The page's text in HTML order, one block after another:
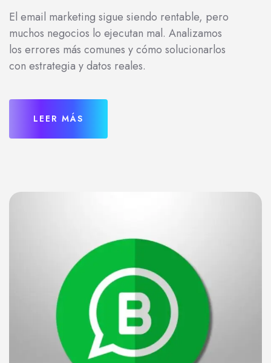
El email marketing sigue siendo rentable, pero
muchos negocios lo ejecutan mal. Analizamos
los errores más comunes y cómo solucionarlos
con estrategia y datos reales.
LEER MÁS